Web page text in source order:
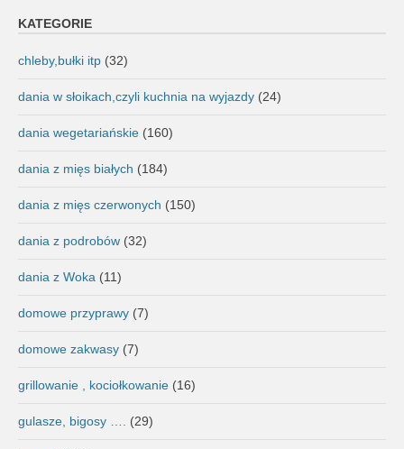
KATEGORIE
chleby,bułki itp (32)
dania w słoikach,czyli kuchnia na wyjazdy (24)
dania wegetariańskie (160)
dania z mięs białych (184)
dania z mięs czerwonych (150)
dania z podrobów (32)
dania z Woka (11)
domowe przyprawy (7)
domowe zakwasy (7)
grillowanie , kociołkowanie (16)
gulasze, bigosy …. (29)